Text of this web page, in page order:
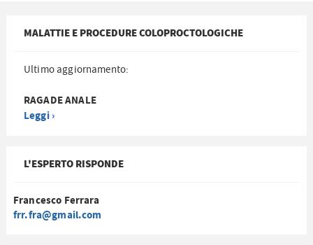
MALATTIE E PROCEDURE COLOPROCTOLOGICHE
Ultimo aggiornamento:
RAGADE ANALE
Leggi ›
L'ESPERTO RISPONDE
Francesco Ferrara
frr.fra@gmail.com